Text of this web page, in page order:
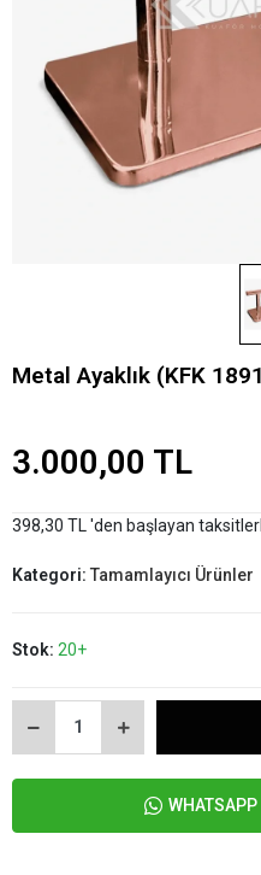
Metal Ayaklık (KFK
3.000,00 TL
398,30 TL 'den başlayan
Kategori: Tamamlayıcı Ürünler
Stok: 20+
WHATSAPP